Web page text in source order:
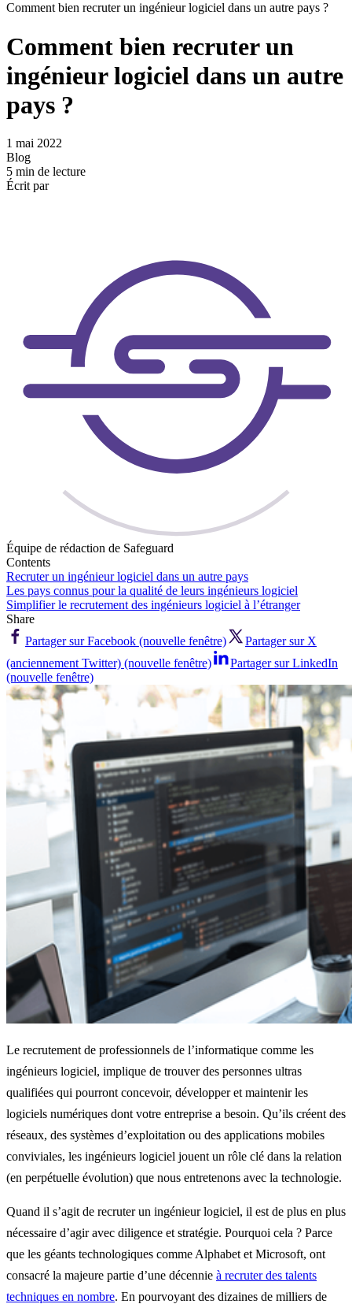
Comment bien recruter un ingénieur logiciel dans un autre pays ?
Comment bien recruter un
ingénieur logiciel dans un autre
pays ?
1 mai 2022
Blog
5 min de lecture
Écrit par
Équipe de rédaction de Safeguard
Contents
Recruter un ingénieur logiciel dans un autre pays
Les pays connus pour la qualité de leurs ingénieurs logiciel
Simplifier le recrutement des ingénieurs logiciel à l’étranger
Share
Partager sur Facebook (nouvelle fenêtre)
Partager sur X
(anciennement Twitter) (nouvelle fenêtre)
Partager sur LinkedIn
(nouvelle fenêtre)
Le recrutement de professionnels de l’informatique comme les
ingénieurs logiciel, implique de trouver des personnes ultras
qualifiées qui pourront concevoir, développer et maintenir les
logiciels numériques dont votre entreprise a besoin. Qu’ils créent des
réseaux, des systèmes d’exploitation ou des applications mobiles
conviviales, les ingénieurs logiciel jouent un rôle clé dans la relation
(en perpétuelle évolution) que nous entretenons avec la technologie.
Quand il s’agit de recruter un ingénieur logiciel, il est de plus en plus
nécessaire d’agir avec diligence et stratégie. Pourquoi cela ? Parce
que les géants technologiques comme Alphabet et Microsoft, ont
consacré la majeure partie d’une décennie à recruter des talents
techniques en nombre. En pourvoyant des dizaines de milliers de